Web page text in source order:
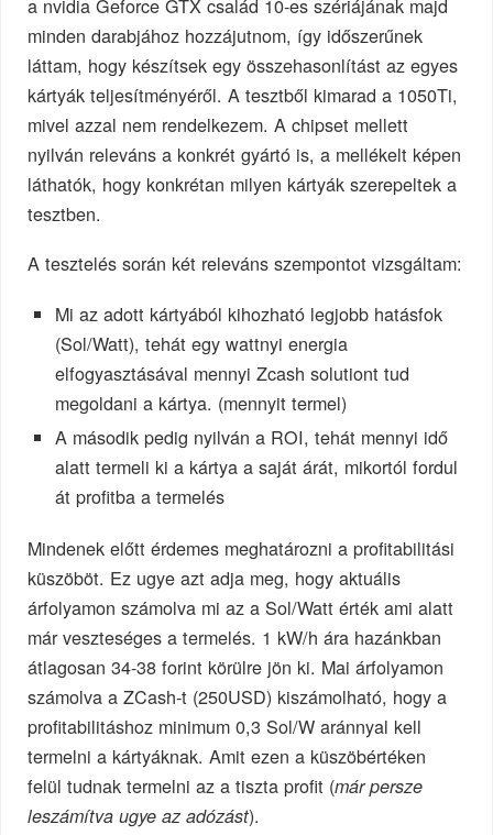
a nvidia Geforce GTX család 10-es szériájának majd
minden darabjához hozzájutnom, így időszerűnek
láttam, hogy készítsek egy összehasonlítást az egyes
kártyák teljesítményéről. A tesztből kimarad a 1050Ti,
mivel azzal nem rendelkezem. A chipset mellett
nyilván releváns a konkrét gyártó is, a mellékelt képen
láthatók, hogy konkrétan milyen kártyák szerepeltek a
tesztben.
A tesztelés során két releváns szempontot vizsgáltam:
Mi az adott kártyából kihozható legjobb hatásfok
(Sol/Watt), tehát egy wattnyi energia
elfogyasztásával mennyi Zcash solutiont tud
megoldani a kártya. (mennyit termel)
A második pedig nyilván a ROI, tehát mennyi idő
alatt termeli ki a kártya a saját árát, mikortól fordul
át profitba a termelés
Mindenek előtt érdemes meghatározni a profitabilitási
küszöböt. Ez ugye azt adja meg, hogy aktuális
árfolyamon számolva mi az a Sol/Watt érték ami alatt
már veszteséges a termelés. 1 kW/h ára hazánkban
átlagosan 34-38 forint körülre jön ki. Mai árfolyamon
számolva a ZCash-t (250USD) kiszámolható, hogy a
profitabilitáshoz minimum 0,3 Sol/W aránnyal kell
termelni a kártyáknak. Amit ezen a küszöbértéken
felül tudnak termelni az a tiszta profit (már persze
leszámítva ugye az adózást).